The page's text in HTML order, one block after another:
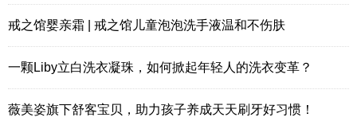
戒之馆婴亲霜 | 戒之馆儿童泡泡洗手液温和不伤肤
一颗Liby立白洗衣凝珠，如何掀起年轻人的洗衣变革？
薇美姿旗下舒客宝贝，助力孩子养成天天刷牙好习惯！